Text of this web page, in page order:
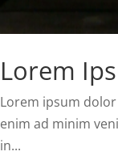
Lorem
Lorem ipsum
enim ad minim
in...